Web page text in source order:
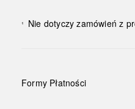
¹ Nie dotyczy zamówień z
Formy Płatności